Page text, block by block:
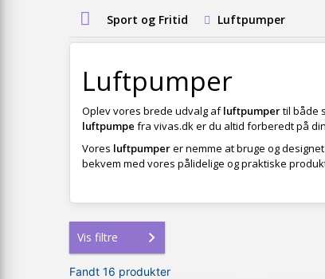
Sport og Fritid Luftpumper
Luftpumper
Oplev vores brede udvalg afluftpumpertil både
luftpumpe fra vivas.dk er du altid forberedt på
Vores luftpumperer nemme at bruge og
bekvem med vores pålidelige og praktiske
Vis filtre
Fandt 16 produkter